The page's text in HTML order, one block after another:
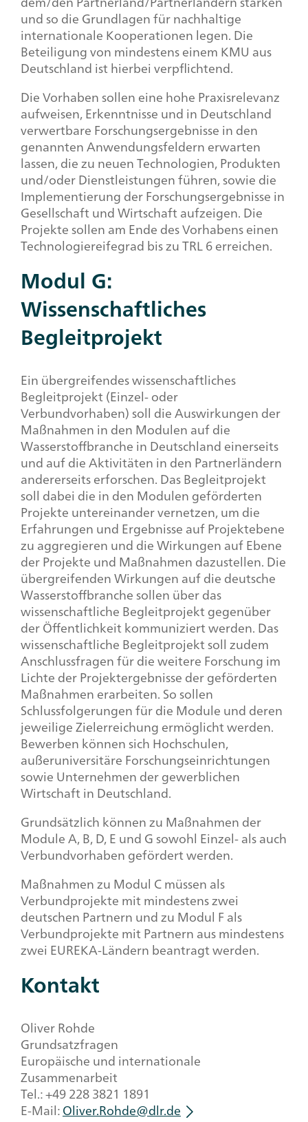
und so die Grundlagen für nachhaltige
internationale Kooperationen legen. Die
Beteiligung von mindestens einem KMU aus
Deutschland ist hierbei verpflichtend.
Die Vorhaben sollen eine hohe Praxisrelevanz
aufweisen, Erkenntnisse und in Deutschland
verwertbare Forschungsergebnisse in den
genannten Anwendungsfeldern erwarten
lassen, die zu neuen Technologien, Produkten
und/oder Dienstleistungen führen, sowie die
Implementierung der Forschungsergebnisse in
Gesellschaft und Wirtschaft aufzeigen. Die
Projekte sollen am Ende des Vorhabens einen
Technologiereifegrad bis zu TRL 6 erreichen.
Modul G:
Wissenschaftliches
Begleitprojekt
Ein übergreifendes wissenschaftliches
Begleitprojekt (Einzel- oder
Verbundvorhaben) soll die Auswirkungen der
Maßnahmen in den Modulen auf die
Wasserstoffbranche in Deutschland einerseits
und auf die Aktivitäten in den Partnerländern
andererseits erforschen. Das Begleitprojekt
soll dabei die in den Modulen geförderten
Projekte untereinander vernetzen, um die
Erfahrungen und Ergebnisse auf Projektebene
zu aggregieren und die Wirkungen auf Ebene
der Projekte und Maßnahmen dazustellen. Die
übergreifenden Wirkungen auf die deutsche
Wasserstoffbranche sollen über das
wissenschaftliche Begleitprojekt gegenüber
der Öffentlichkeit kommuniziert werden. Das
wissenschaftliche Begleitprojekt soll zudem
Anschlussfragen für die weitere Forschung im
Lichte der Projektergebnisse der geförderten
Maßnahmen erarbeiten. So sollen
Schlussfolgerungen für die Module und deren
jeweilige Zielerreichung ermöglicht werden.
Bewerben können sich Hochschulen,
außeruniversitäre Forschungseinrichtungen
sowie Unternehmen der gewerblichen
Wirtschaft in Deutschland.
Grundsätzlich können zu Maßnahmen der
Module A, B, D, E und G sowohl Einzel- als auch
Verbundvorhaben gefördert werden.
Maßnahmen zu Modul C müssen als
Verbundprojekte mit mindestens zwei
deutschen Partnern und zu Modul F als
Verbundprojekte mit Partnern aus mindestens
zwei EUREKA-Ländern beantragt werden.
Kontakt
Oliver Rohde
Grundsatzfragen
Europäische und internationale
Zusammenarbeit
Tel.: +49 228 3821 1891
E-Mail:Oliver.Rohde@dlr.de